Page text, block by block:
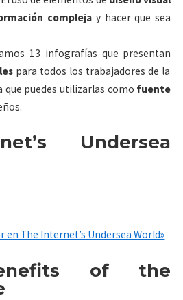
complejay hacer que sea
13 infografías que presentan
para todos los trabajadores de la
puedes utilizarlas como fuente
Undersea
en The Internet’s Undersea World»
of the